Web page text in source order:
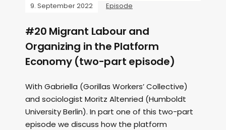
9. September 2022 Episode
#20 Migrant Labour and
Organizing in the Platform
Economy (two-part episode)
With Gabriella (Gorillas Workers’ Collective)
and sociologist Moritz Altenried (Humboldt
University Berlin). In part one of this two-part
episode we discuss how the platform